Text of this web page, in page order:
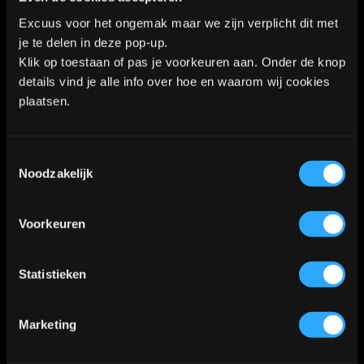
Excuus voor het ongemak maar we zijn verplicht dit met
je te delen in deze pop-up.
Klik op toestaan of pas je voorkeuren aan. Onder de knop
details vind je alle info over hoe en waarom wij cookies
plaatsen.
Noodzakelijk
Voorkeuren
Statistieken
Marketing
parkeervakken naast de
studio of langs de weg.
In het kort
Zoetermeer
van dinsdag tot en met
overdag (niet in de
stuur je nog altijd een